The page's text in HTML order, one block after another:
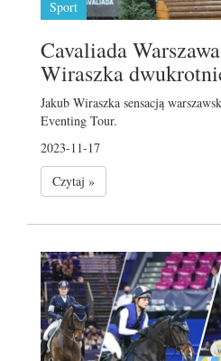
Sport
Cavaliada
Wiraszka
Jakub Wiraszka sensacją
Eventing Tour.
2023-11-17
Czytaj »